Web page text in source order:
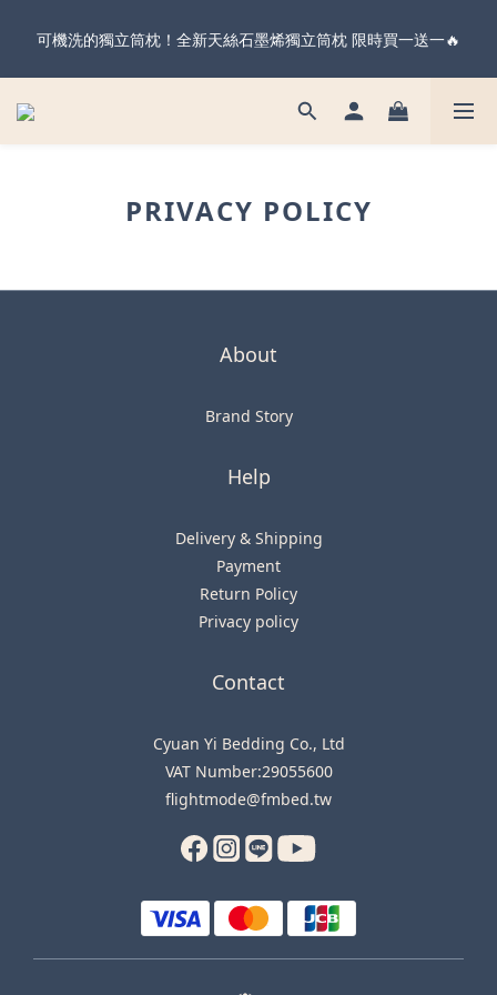
下單 父親節前到貨 ✨
可機洗的獨立筒枕！全新天絲石墨烯獨立筒枕 限時買一送一🔥
暖心父親節・天絲全系列＆純棉雙層紗 不限金額 享 88 折！現在
PRIVACY POLICY
About
Brand Story
Help
Delivery & Shipping
Payment
Return Policy
Privacy policy
Contact
Cyuan Yi Bedding Co., Ltd
VAT Number:29055600
flightmode@fmbed.tw